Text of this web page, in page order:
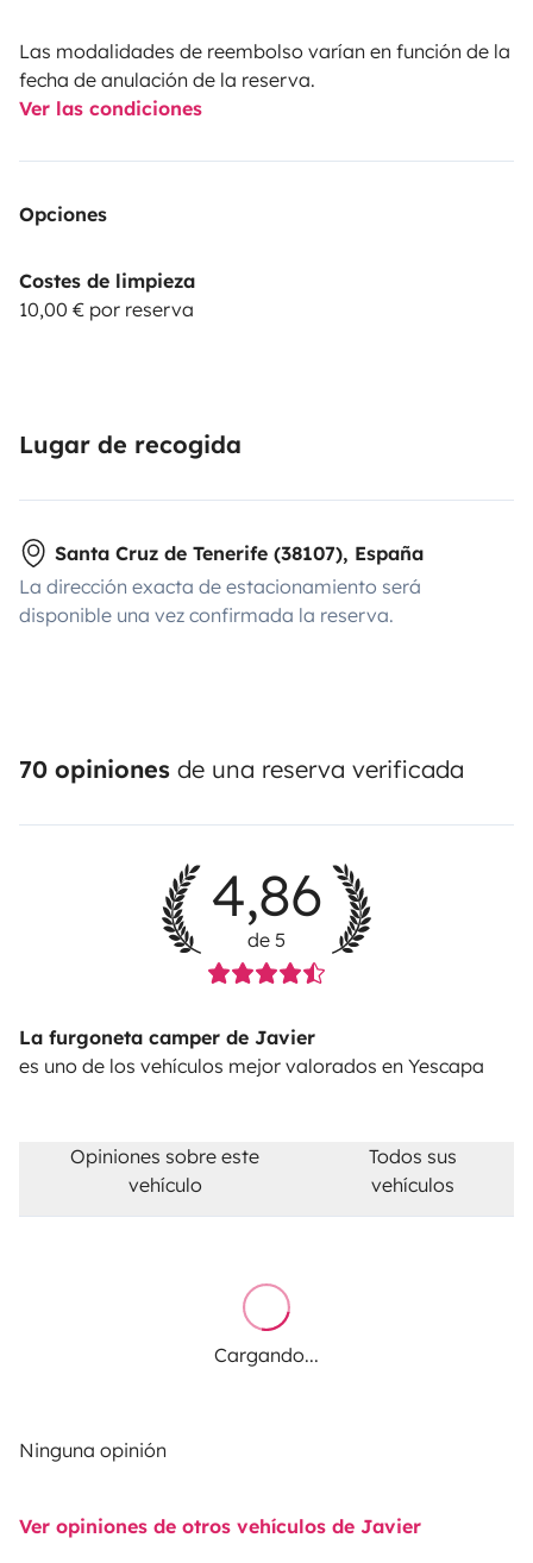
Las modalidades de reembolso varían en función de la
fecha de anulación de la reserva.
Ver las condiciones
Opciones
Costes de limpieza
10,00 € por reserva
Lugar de recogida
Santa Cruz de Tenerife (38107), España
La dirección exacta de estacionamiento será
disponible una vez confirmada la reserva.
70 opiniones de una reserva verificada
4,86
de 5
La furgoneta camper de Javier
es uno de los vehículos mejor valorados en Yescapa
Opiniones sobre este
vehículo
Todos sus
vehículos
Cargando...
Ninguna opinión
Ver opiniones de otros vehículos de Javier